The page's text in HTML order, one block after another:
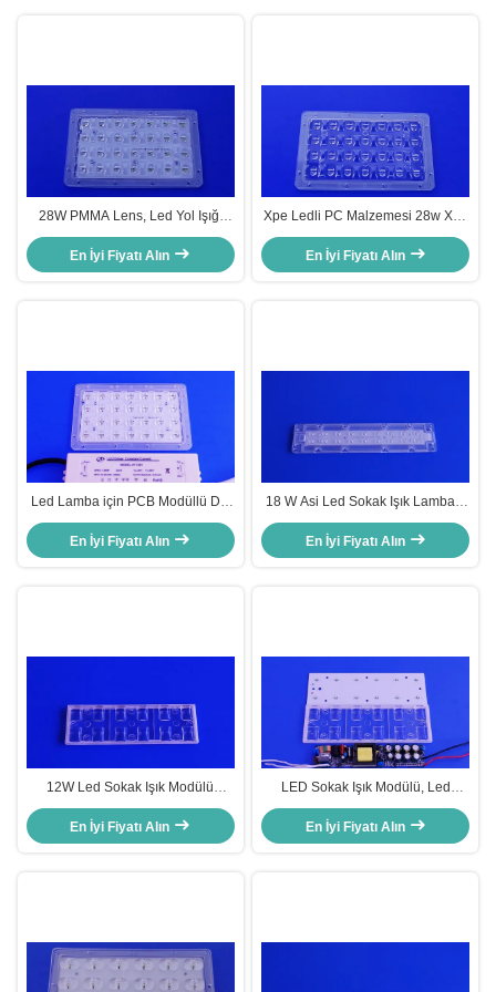
28W PMMA Lens, Led Yol Işığı
İçin LED Sokak Işık Modülü
En İyi Fiyatı Alın
Xpe Ledli PC Malzemesi 28w Xpe
Lens LED Sokak Işık Modülü
En İyi Fiyatı Alın
Led Lamba için PCB Modüllü Dış
Mekan LED Sokak Işık Lensi,
yüksek verimlilik
En İyi Fiyatı Alın
18 W Asi Led Sokak Işık Lambası
Dış Aydınlatma Kitleri / Modül
154x73 Deg Işın Açısı
En İyi Fiyatı Alın
12W Led Sokak Işık Modülü
PMMA LED Lens PCB Modülü
Değiştirmeleri
En İyi Fiyatı Alın
LED Sokak Işık Modülü, Led
Lamba Değiştirme için 12W Led
Çoklu Lens
En İyi Fiyatı Alın